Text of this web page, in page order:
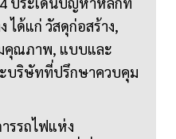
ได้แก่ วัสดุก่อสร้าง,
คุณภาพ, แบบและ
ะบริษัทที่ปรึกษาควบคุม
รรถไฟแห่ง